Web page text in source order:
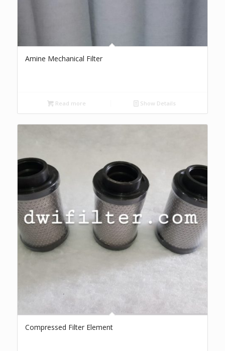
Amine Mechanical Filter
Read more Show Details
Compressed Filter Element